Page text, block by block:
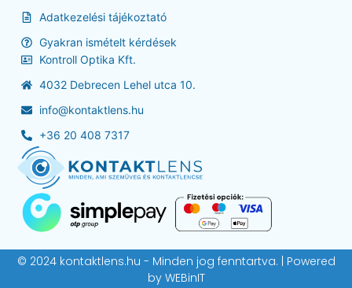
Adatkezelési tájékoztató
Gyakran ismételt kérdések
Kontroll Optika Kft.
4032 Debrecen Lehel utca 10.
info@kontaktlens.hu
+36 20 408 7317
© 2024 kontaktlens.hu - Minden jog fenntartva. | Powered
by WEBinIT